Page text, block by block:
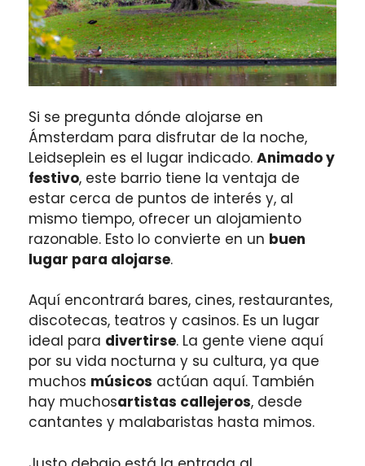
Si se pregunta dónde alojarse en
Ámsterdam para disfrutar de la noche,
Leidseplein es el lugar indicado. Animado y
festivo, este barrio tiene la ventaja de
estar cerca de puntos de interés y, al
mismo tiempo, ofrecer un alojamiento
razonable. Esto lo convierte en un buen
lugar para alojarse.
Aquí encontrará bares, cines, restaurantes,
discotecas, teatros y casinos. Es un lugar
ideal para divertirse. La gente viene aquí
por su vida nocturna y su cultura, ya que
muchos músicos actúan aquí. También
hay muchosartistas callejeros, desde
cantantes y malabaristas hasta mimos.